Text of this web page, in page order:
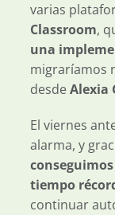
varias
Classroom,
una
migraríamos
desdeAlexia
El viernes
alarma, y
tiempo
continuar